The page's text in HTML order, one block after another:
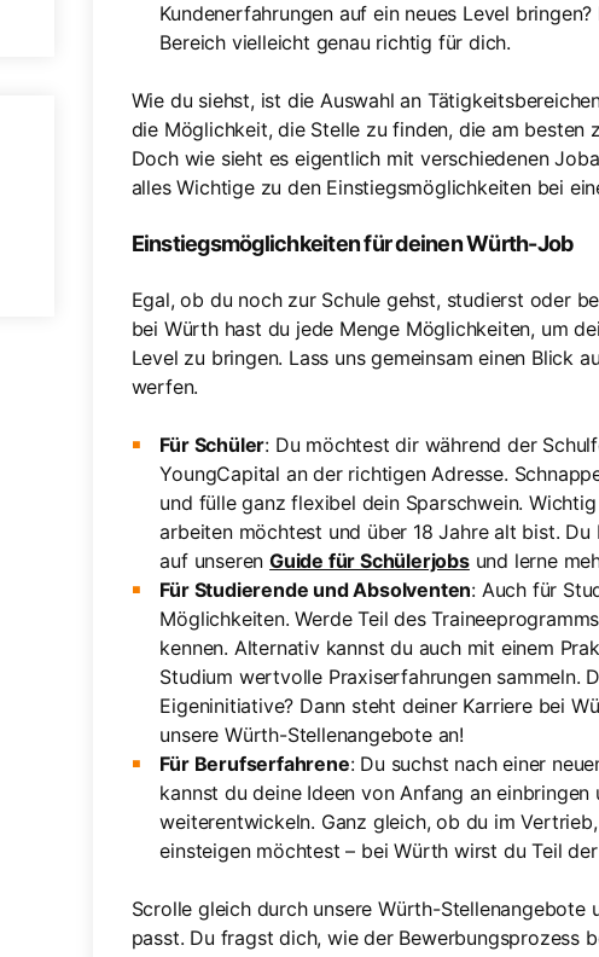
Kundenerfahrungen auf ein neues Level
Bereich vielleicht genau richtig für dich.
Wie du siehst, ist die Auswahl an
die Möglichkeit, die Stelle zu finden, die am besten
Doch wie sieht es eigentlich mit verschiedenen
alles Wichtige zu den Einstiegsmöglichkeiten bei
Einstiegsmöglichkeiten für deinen Würth-Job
Egal, ob du noch zur Schule gehst, studierst oder
bei Würth hast du jede Menge Möglichkeiten, um
Level zu bringen. Lass uns gemeinsam einen Blick
werfen.
Für Schüler: Du möchtest dir während der
YoungCapital an der richtigen Adresse.
und fülle ganz flexibel dein Sparschwein.
arbeiten möchtest und über 18 Jahre alt bist.
auf unserenGuide für Schülerjobsund lerne
Für Studierende und Absolventen: Auch für
Möglichkeiten. Werde Teil des
kennen. Alternativ kannst du auch mit einem
Studium wertvolle Praxiserfahrungen sammeln.
Eigeninitiative? Dann steht deiner Karriere bei
unsere Würth-Stellenangebote an!
Für Berufserfahrene: Du suchst nach einer
kannst du deine Ideen von Anfang an
weiterentwickeln. Ganz gleich, ob du im
einsteigen möchtest – bei Würth wirst du Teil der
Scrolle gleich durch unsere Würth-
passt. Du fragst dich, wie der Bewerbungsprozess